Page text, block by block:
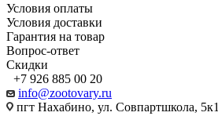
Условия оплаты
Условия доставки
Гарантия на товар
Вопрос-ответ
Скидки
+7 926 885 00 20
info@zootovary.ru
пгт Нахабино, ул. Совпартшкола, 5к1